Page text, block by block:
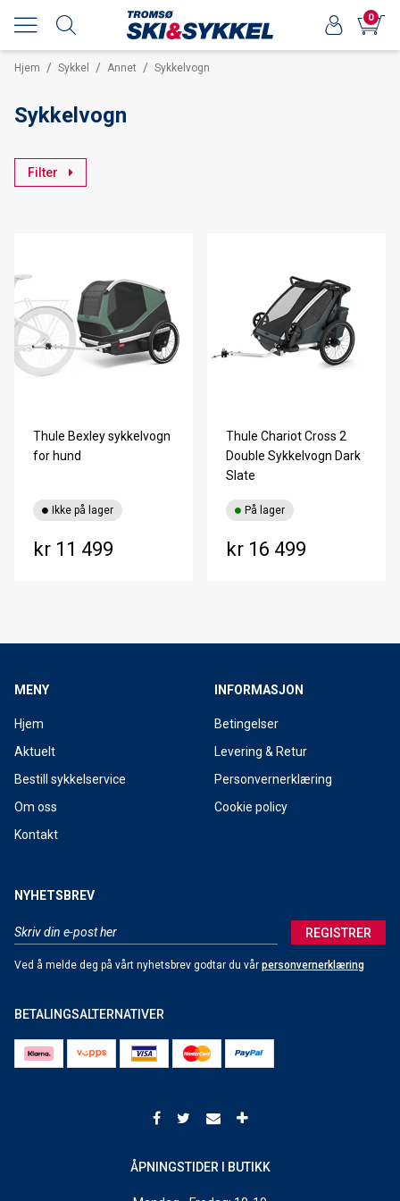
0
Hjem / Sykkel / Annet / Sykkelvogn
Sykkelvogn
Filter
Thule Bexley sykkelvogn
for hund
kr 11 499
Ikke på lager
Thule Chariot Cross 2
Double Sykkelvogn Dark
Slate
kr 16 499
På lager
MENY
Hjem
Aktuelt
Bestill sykkelservice
Om oss
Kontakt
INFORMASJON
Betingelser
Levering & Retur
Personvernerklæring
Cookie policy
NYHETSBREV
REGISTRER
Ved å melde deg på vårt nyhetsbrev godtar du vår personvernerklæring
BETALINGSALTERNATIVER
ÅPNINGSTIDER I BUTIKK